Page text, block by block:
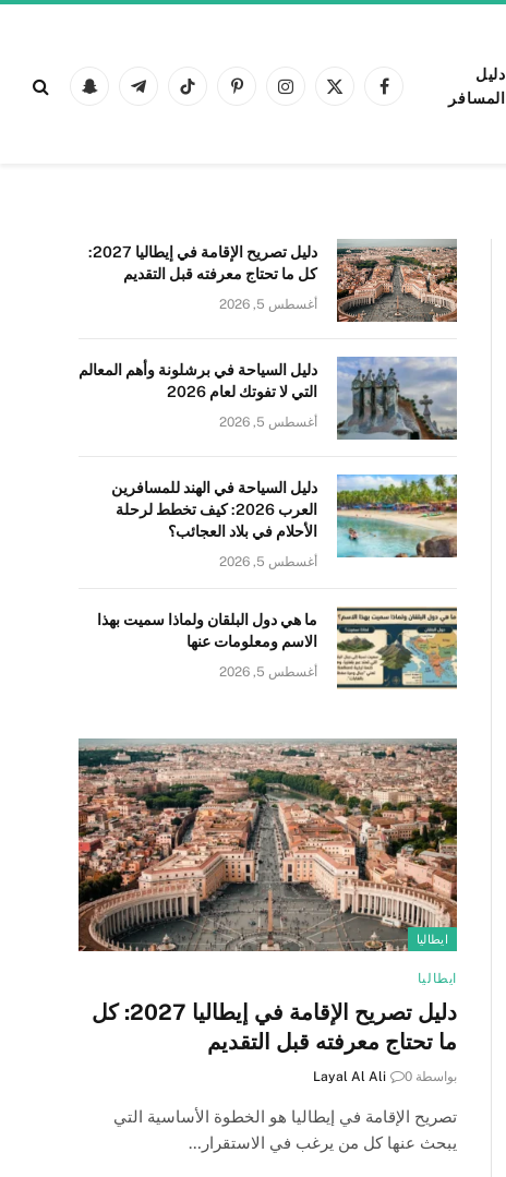
دليل
المسافر
فيسبوكX
الانستغرامبينتيريستتيكتوك تيلقرام Snapchat
دليل تصريح الإقامة في إيطاليا 2027:
كل ما تحتاج معرفته قبل التقديم
أغسطس 5, 2026
دليل السياحة في برشلونة وأهم المعالم
التي لا تفوتك لعام 2026
أغسطس 5, 2026
دليل السياحة في الهند للمسافرين
العرب 2026: كيف تخطط لرحلة
الأحلام في بلاد العجائب؟
أغسطس 5, 2026
ما هي دول البلقان ولماذا سميت بهذا
الاسم ومعلومات عنها
أغسطس 5, 2026
ايطاليا
ايطاليا
دليل تصريح الإقامة في إيطاليا 2027: كل
ما تحتاج معرفته قبل التقديم
بواسطة Layal Al Ali 0
تصريح الإقامة في إيطاليا هو الخطوة الأساسية التي
يبحث عنها كل من يرغب في الاستقرار…